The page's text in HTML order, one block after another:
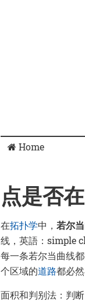
Home
点是否
在拓扑学中， 若尔
线，英語：simple
每一条若尔当曲线
个区域的道路都必
面积和判别法：判